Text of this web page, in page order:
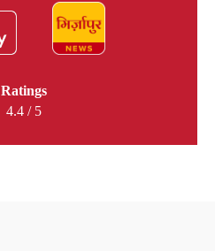
Ratings
4.4 / 5